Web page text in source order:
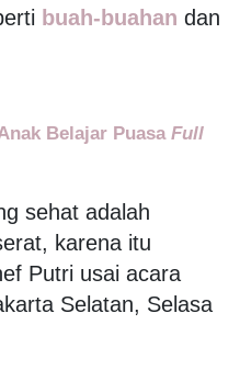
buah-buahan dan
Belajar Puasa Full
sehat adalah
karena itu
Putri usai acara
Selatan, Selasa